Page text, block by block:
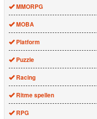
MMORPG
MOBA
Platform
Puzzle
Racing
Ritme spellen
RPG